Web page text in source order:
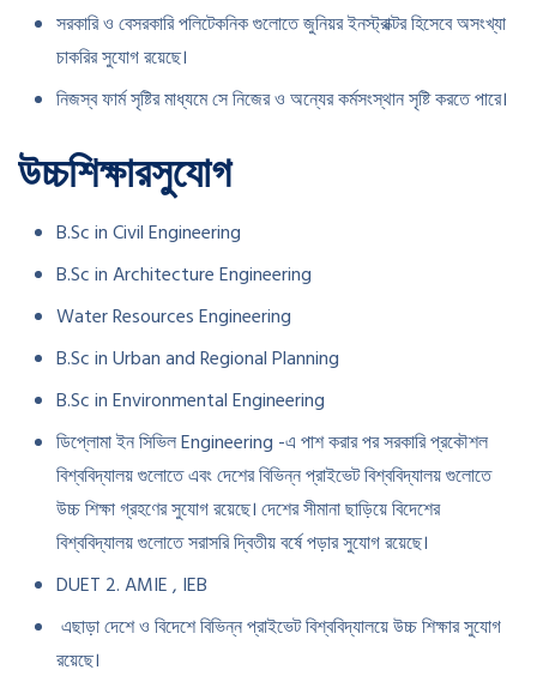
সরকারি ও বেসরকারি পলিটেকনিক গুলোতে জুনিয়র ইনস্ট্রাক্টর হিসেবে অসংখ্যা
চাকরির সুযোগ রয়েছে।
নিজস্ব ফার্ম সৃষ্টির মাধ্যমে সে নিজের ও অন্যের কর্মসংস্থান সৃষ্টি করতে পারে।
উচ্চশিক্ষারসুযোগ
B.Sc in Civil Engineering
B.Sc in Architecture Engineering
Water Resources Engineering
B.Sc in Urban and Regional Planning
B.Sc in Environmental Engineering
ডিপ্লোমা ইন সিভিল Engineering -এ পাশ করার পর সরকারি প্রকৌশল
বিশ্ববিদ্যালয় গুলোতে এবং দেশের বিভিন্ন প্রাইভেট বিশ্ববিদ্যালয় গুলোতে
উচ্চ শিক্ষা গ্রহণের সুযোগ রয়েছে। দেশের সীমানা ছাড়িয়ে বিদেশের
বিশ্ববিদ্যালয় গুলোতে সরাসরি দ্বিতীয় বর্ষে পড়ার সুযোগ রয়েছে।
DUET 2. AMIE , IEB
এছাড়া দেশে ও বিদেশে বিভিন্ন প্রাইভেট বিশ্ববিদ্যালয়ে উচ্চ শিক্ষার সুযোগ
রয়েছে।